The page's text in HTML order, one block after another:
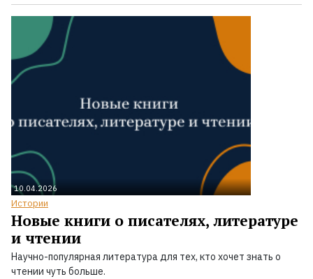
10.04.2026
Истории
Новые книги о писателях, литературе
и чтении
Научно-популярная литература для тех, кто хочет знать о
чтении чуть больше.